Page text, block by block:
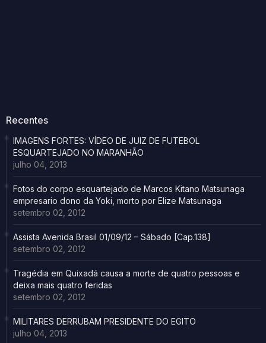
Recentes
IMAGENS FORTES: VÍDEO DE JUIZ DE FUTEBOL
ESQUARTEJADO NO MARANHÃO
julho 04, 2013
Fotos do corpo esquartejado de Marcos Kitano Matsunaga
empresario dono da Yoki, morto por Elize Matsunaga
setembro 02, 2012
Assista Avenida Brasil 01/09/12 – Sábado [Cap.138]
setembro 02, 2012
Tragédia em Quixadá causa a morte de quatro pessoas e
deixa mais quatro feridas
setembro 02, 2012
MILITARES DERRUBAM PRESIDENTE DO EGITO
julho 04, 2013